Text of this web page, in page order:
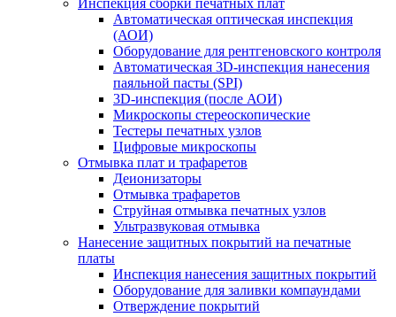
Инспекция сборки печатных плат
Автоматическая оптическая инспекция
(АОИ)
Оборудование для рентгеновского контроля
Автоматическая 3D-инспекция нанесения
паяльной пасты (SPI)
3D-инспекция (после АОИ)
Микроскопы стереоскопические
Тестеры печатных узлов
Цифровые микроскопы
Отмывка плат и трафаретов
Деионизаторы
Отмывка трафаретов
Струйная отмывка печатных узлов
Ультразвуковая отмывка
Нанесение защитных покрытий на печатные
платы
Инспекция нанесения защитных покрытий
Оборудование для заливки компаундами
Отверждение покрытий